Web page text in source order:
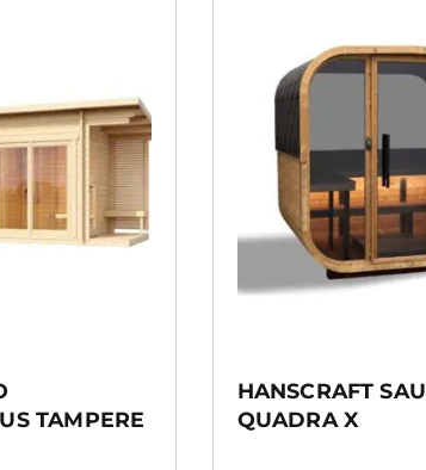
TAMPERE
HANSCRAFT
QUADRA X